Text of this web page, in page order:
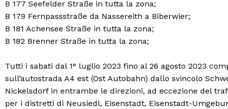
B 177 Seefelder Straße in tutta la zona;
B 179 Fernpassstraße da Nassereith a Biberwier;
B 181 Achensee Straße in tutta la zona;
B 182 Brenner Straße in tutta la zona;
Tutti i sabati dal 1° luglio 2023 fino al 26 agosto 2023
sull’autostrada A4 est (Ost Autobahn) dallo svincolo
Nickelsdorf in entrambe le direzioni, ad eccezione del
per i distretti di Neusiedl, Eisenstadt, Eisenstadt-